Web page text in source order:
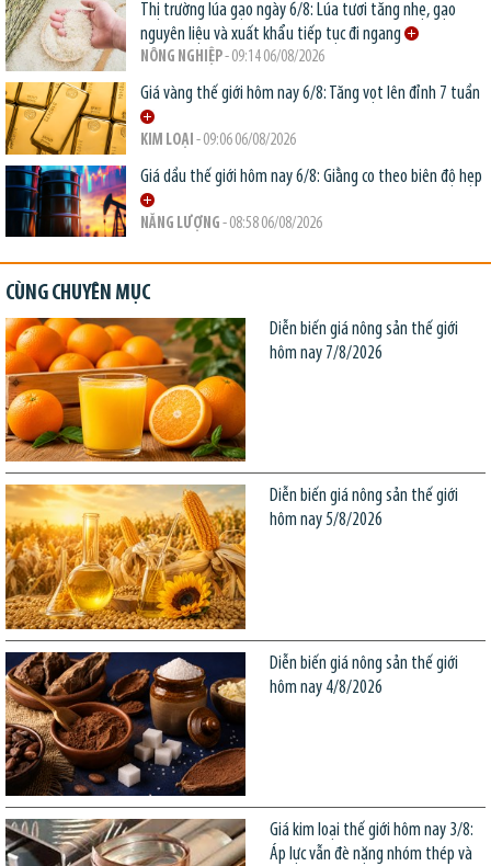
Thị trường lúa gạo ngày 6/8: Lúa tươi tăng nhẹ, gạo
nguyên liệu và xuất khẩu tiếp tục đi ngang
NÔNG NGHIỆP- 09:14 06/08/2026
Giá vàng thế giới hôm nay 6/8: Tăng vọt lên đỉnh 7 tuần
KIM LOẠI - 09:06 06/08/2026
Giá dầu thế giới hôm nay 6/8: Giằng co theo biên độ hẹp
NĂNG LƯỢNG - 08:58 06/08/2026
CÙNG CHUYÊN MỤC
Diễn biến giá nông sản thế giới
hôm nay 7/8/2026
Diễn biến giá nông sản thế giới
hôm nay 5/8/2026
Diễn biến giá nông sản thế giới
hôm nay 4/8/2026
Giá kim loại thế giới hôm nay 3/8:
Áp lực vẫn đè nặng nhóm thép và